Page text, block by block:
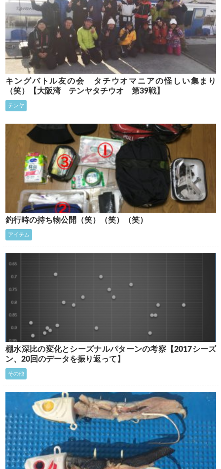
キングバトル友の会 タチウオマニアの怪しい集まり
（笑）【大阪湾 テンヤタチウオ 第39戦】
テンヤ
釣行時の持ち物公開（笑）（笑）（笑）
アイテム
棚水深比の変化とシーズナルパターンの考察【2017シーズ
ン、20回のデータを振り返って】
その他